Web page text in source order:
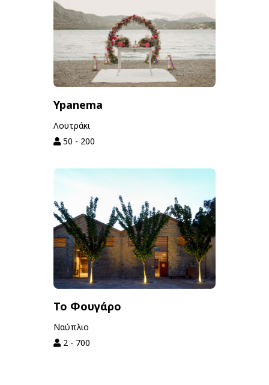
Ypanema
Λουτράκι
50 - 200
Το Φουγάρο
Ναύπλιο
2 - 700